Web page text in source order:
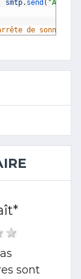
smtp. send ( "Alerte
de sonner
*
4 stars
stars
sont